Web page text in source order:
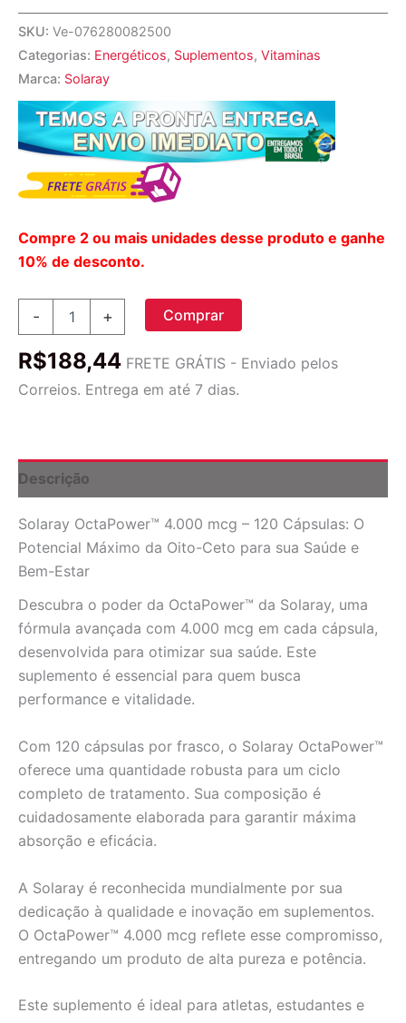
SKU: Ve-076280082500
Categorias: Energéticos, Suplementos, Vitaminas
Marca: Solaray
Compre 2 ou mais unidades desse produto e ganhe
10% de desconto.
-
OctaPower™
mcg
120
para
sua
quantidade
+ Comprar
R$188,44 FRETE GRÁTIS - Enviado pelos
Correios. Entrega em até 7 dias.
Descrição
Solaray OctaPower™ 4.000 mcg – 120 Cápsulas: O
Potencial Máximo da Oito-Ceto para sua Saúde e
Bem-Estar
Descubra o poder da OctaPower™ da Solaray, uma
fórmula avançada com 4.000 mcg em cada cápsula,
desenvolvida para otimizar sua saúde. Este
suplemento é essencial para quem busca
performance e vitalidade.
Com 120 cápsulas por frasco, o Solaray OctaPower™
oferece uma quantidade robusta para um ciclo
completo de tratamento. Sua composição é
cuidadosamente elaborada para garantir máxima
absorção e eficácia.
A Solaray é reconhecida mundialmente por sua
dedicação à qualidade e inovação em suplementos.
O OctaPower™ 4.000 mcg reflete esse compromisso,
entregando um produto de alta pureza e potência.
Este suplemento é ideal para atletas, estudantes e